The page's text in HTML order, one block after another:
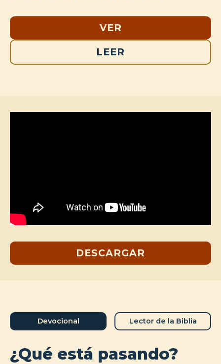
VER
LEER
DESCARGAR
Devocional Lector de la Biblia
¿Qué está pasando?